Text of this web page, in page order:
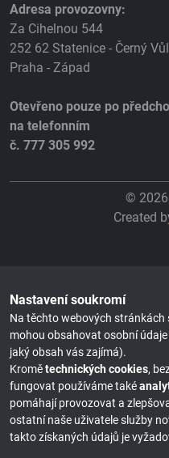
Adresa provozovny:
Za Cihelnou 544
252 62 Statenice - Černý Vůl
Praha - Západ
Otevřeno pouze po
na telefonním
č. 777 305 992
© 2026
Created
Nastavení soukromí
Na těchto webových stránkách
mohou obsahovat osobní
jaký obsah vás zajímá).
Kromětechnických cookies,
fungovat používáme také
pomáhají provozovat a
ostatní naše uživatele služby
takto získaných údajů je